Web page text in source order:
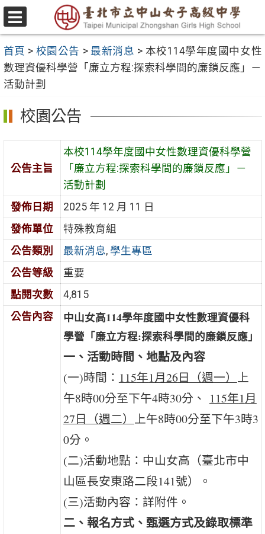
跳
至
要
內
容
區
選
單
首頁 > 校園公告 > 最新消息 > 本校114學年度國中女性
數理資優科學營「廉立方程:探索科學間的廉鎖反應」－
活動計劃
校園公告
公告主旨
本校114學年度國中女性數理資優科學營
「廉立方程:探索科學間的廉鎖反應」－
活動計劃
發佈日期
2025 年 12 月 11 日
發佈單位
特殊教育組
公告類別
最新消息, 學生專區
公告等級
重要
點閱次數
4,815
公告內容
中山女高114學年度國中女性數理資優科
學營「廉立方程:探索科學間的廉鎖反應」
一、活動時間、地點及內容
(一)時間： 115年1月26日（週一） 上
午8時00分至下午4時30分、 115年1月
27日（週二） 上午8時00分至下午3時3
0分。
(二)活動地點：中山女高（臺北市中
山區長安東路二段141號）。
(三)活動內容：詳附件。
二、報名方式、甄選方式及錄取標準